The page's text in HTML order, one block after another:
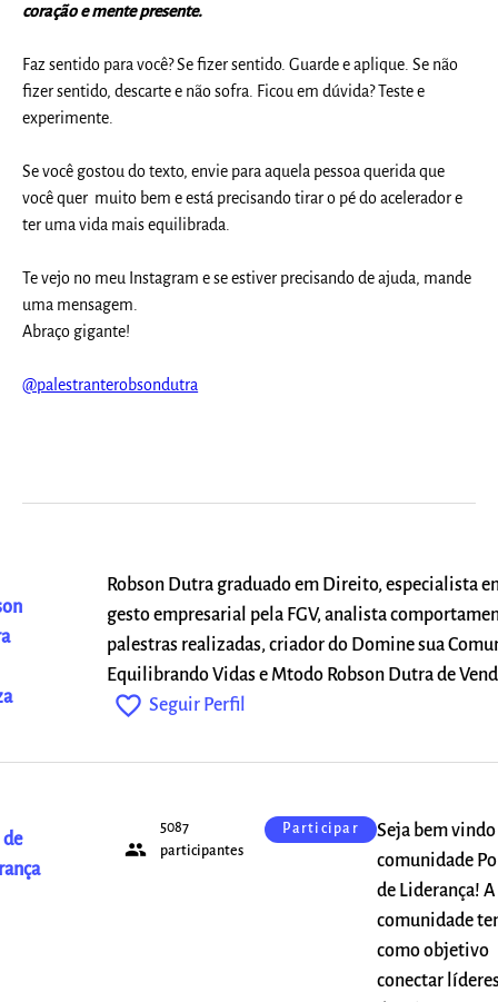
coração e mente presente.
Faz sentido para você? Se fizer sentido. Guarde e aplique. Se não
fizer sentido, descarte e não sofra. Ficou em dúvida? Teste e
experimente.
Se você gostou do texto, envie para aquela pessoa querida que
você quer muito bem e está precisando tirar o pé do acelerador e
ter uma vida mais equilibrada.
Te vejo no meu Instagram e se estiver precisando de ajuda, mande
uma mensagem.
Abraço gigante!
@palestranterobsondutra
Robson Dutra graduado em Direito, especialista
gesto empresarial pela FGV, analista
palestras realizadas, criador do Domine sua
Equilibrando Vidas e Mtodo Robson Dutra de
favorite_outline Seguir Perfil
people
5087
participantes
Participar
Seja bem vindo
comunidade
de Liderança! A
comunidade
como objetivo
conectar